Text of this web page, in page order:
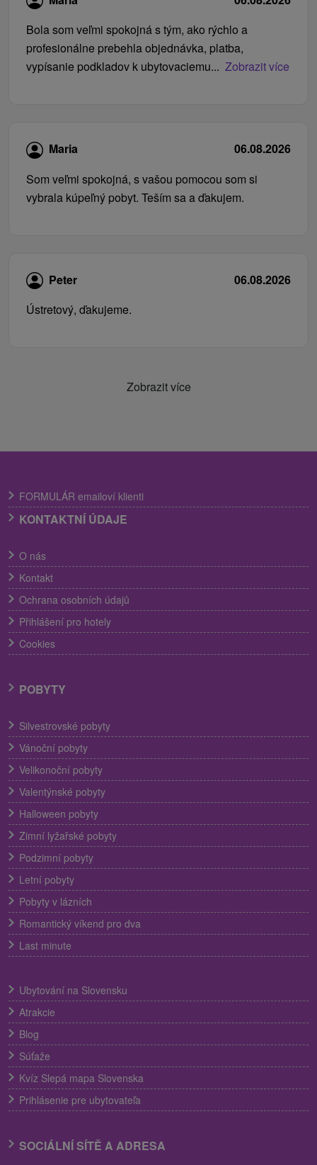
Bola som veľmi spokojná s tým, ako rýchlo a
profesionálne prebehla objednávka, platba,
vypísanie podkladov k ubytovaciemu... Zobrazit více
Maria
06.08.2026
Som veľmi spokojná, s vašou pomocou som si
vybrala kúpeľný pobyt. Teším sa a ďakujem.
Peter
06.08.2026
Ústretový, ďakujeme.
Zobrazit více
FORMULÁR emailoví klienti
KONTAKTNÍ ÚDAJE
O nás
Kontakt
Ochrana osobních údajů
Přihlášení pro hotely
Cookies
POBYTY
Silvestrovské pobyty
Vánoční pobyty
Velikonoční pobyty
Valentýnské pobyty
Halloween pobyty
Zimní lyžařské pobyty
Podzimní pobyty
Letní pobyty
Pobyty v lázních
Romantický víkend pro dva
Last minute
Ubytování na Slovensku
Atrakcie
Blog
Súťaže
Kvíz Slepá mapa Slovenska
Prihlásenie pre ubytovateľa
SOCIÁLNÍ SÍTĚ A ADRESA